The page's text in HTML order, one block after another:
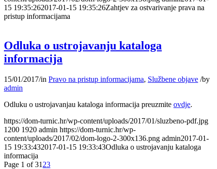
15 19:35:262017-01-15 19:35:26Zahtjev za ostvarivanje prava na
pristup informacijama
Odluka o ustrojavanju kataloga
informacija
15/01/2017/in Pravo na pristup informacijama, Službene objave /by
admin
Odluku o ustrojavanjau kataloga informacija preuzmite ovdje.
https://dom-turnic.hr/wp-content/uploads/2017/01/sluzbeno-pdf.jpg
1200 1920 admin https://dom-turnic.hr/wp-
content/uploads/2017/02/dom-logo-2-300x136.png admin2017-01-
15 19:33:432017-01-15 19:33:43Odluka o ustrojavanju kataloga
informacija
Page 1 of 31 23